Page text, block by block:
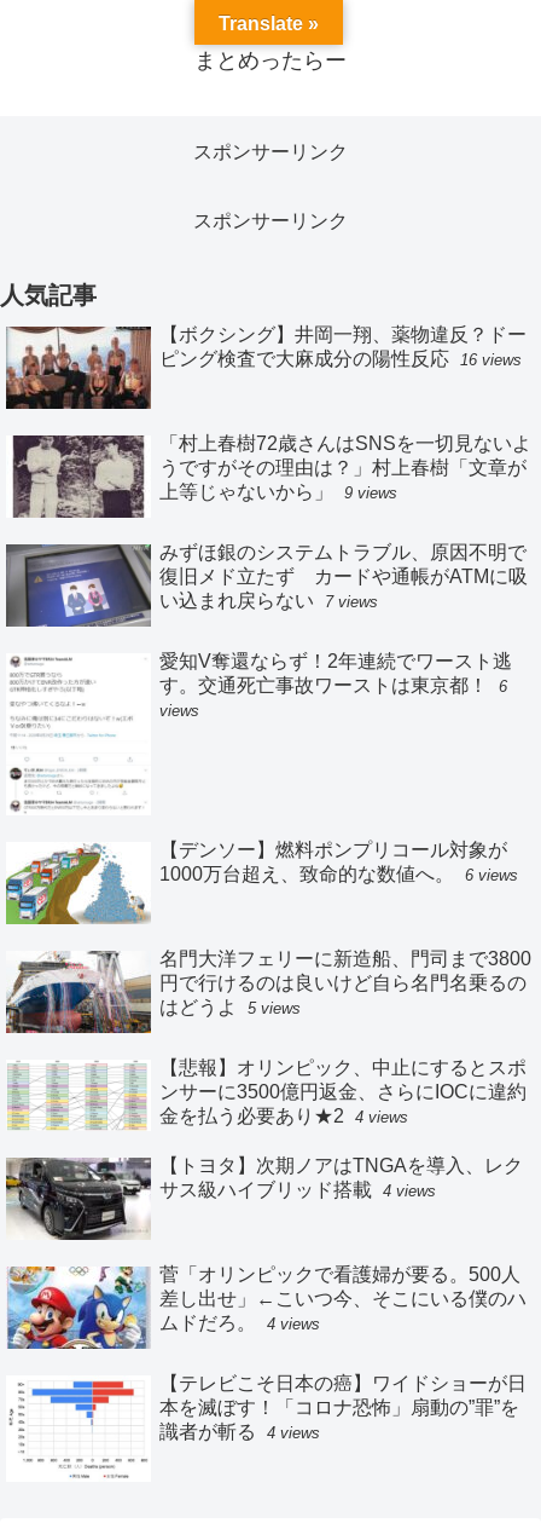
まとめったらー
スポンサーリンク
スポンサーリンク
人気記事
【ボクシング】井岡一翔、薬物違反？ドー
ピング検査で大麻成分の陽性反応
16 views
「村上春樹72歳さんはSNSを一切見ないよ
うですがその理由は？」村上春樹「文章が
上等じゃないから」
9 views
みずほ銀のシステムトラブル、原因不明で
復旧メド立たず カードや通帳がATMに吸
い込まれ戻らない
7 views
愛知V奪還ならず！2年連続でワースト逃
す。交通死亡事故ワーストは東京都！
6
views
【デンソー】燃料ポンプリコール対象が
1000万台超え、致命的な数値へ。
6 views
名門大洋フェリーに新造船、門司まで3800
円で行けるのは良いけど自ら名門名乗るの
はどうよ
5 views
【悲報】オリンピック、中止にするとスポ
ンサーに3500億円返金、さらにIOCに違約
金を払う必要あり★2
4 views
【トヨタ】次期ノアはTNGAを導入、レク
サス級ハイブリッド搭載
4 views
菅「オリンピックで看護婦が要る。500人
差し出せ」←こいつ今、そこにいる僕のハ
ムドだろ。
4 views
【テレビこそ日本の癌】ワイドショーが日
本を滅ぼす！「コロナ恐怖」扇動の”罪”を
識者が斬る
4 views
Translate »